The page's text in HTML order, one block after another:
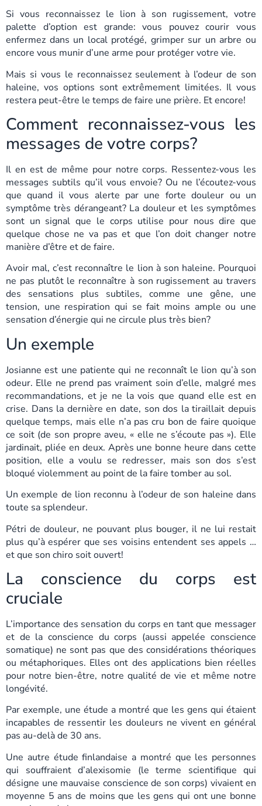
Si vous reconnaissez le lion à son rugissement, votre
palette d’option est grande: vous pouvez courir vous
enfermez dans un local protégé, grimper sur un arbre ou
encore vous munir d’une arme pour protéger votre vie.
Mais si vous le reconnaissez seulement à l’odeur de son
haleine, vos options sont extrêmement limitées. Il vous
restera peut-être le temps de faire une prière. Et encore!
Comment reconnaissez-vous les
messages de votre corps?
Il en est de même pour notre corps. Ressentez-vous les
messages subtils qu’il vous envoie? Ou ne l’écoutez-vous
que quand il vous alerte par une forte douleur ou un
symptôme très dérangeant? La douleur et les symptômes
sont un signal que le corps utilise pour nous dire que
quelque chose ne va pas et que l’on doit changer notre
manière d’être et de faire.
Avoir mal, c’est reconnaître le lion à son haleine. Pourquoi
ne pas plutôt le reconnaître à son rugissement au travers
des sensations plus subtiles, comme une gêne, une
tension, une respiration qui se fait moins ample ou une
sensation d’énergie qui ne circule plus très bien?
Un exemple
Josianne est une patiente qui ne reconnaît le lion qu’à son
odeur. Elle ne prend pas vraiment soin d’elle, malgré mes
recommandations, et je ne la vois que quand elle est en
crise. Dans la dernière en date, son dos la tiraillait depuis
quelque temps, mais elle n’a pas cru bon de faire quoique
ce soit (de son propre aveu, « elle ne s’écoute pas »). Elle
jardinait, pliée en deux. Après une bonne heure dans cette
position, elle a voulu se redresser, mais son dos s’est
bloqué violemment au point de la faire tomber au sol.
Un exemple de lion reconnu à l’odeur de son haleine dans
toute sa splendeur.
Pétri de douleur, ne pouvant plus bouger, il ne lui restait
plus qu’à espérer que ses voisins entendent ses appels …
et que son chiro soit ouvert!
La conscience du corps est
cruciale
L’importance des sensation du corps en tant que messager
et de la conscience du corps (aussi appelée conscience
somatique) ne sont pas que des considérations théoriques
ou métaphoriques. Elles ont des applications bien réelles
pour notre bien-être, notre qualité de vie et même notre
longévité.
Par exemple, une étude a montré que les gens qui étaient
incapables de ressentir les douleurs ne vivent en général
pas au-delà de 30 ans.
Une autre étude finlandaise a montré que les personnes
qui souffraient d’alexisomie (le terme scientifique qui
désigne une mauvaise conscience de son corps) vivaient en
moyenne 5 ans de moins que les gens qui ont une bonne